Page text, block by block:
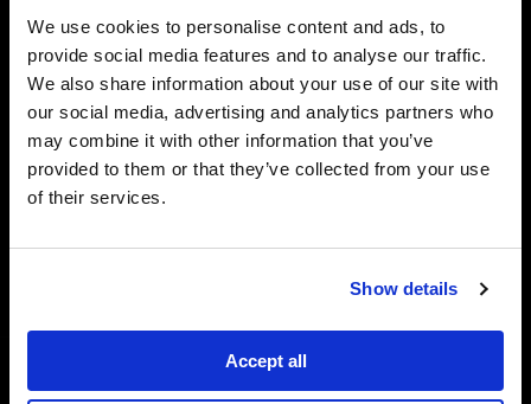
We use cookies to personalise content and ads, to
provide social media features and to analyse our traffic.
We also share information about your use of our site with
our social media, advertising and analytics partners who
may combine it with other information that you’ve
provided to them or that they’ve collected from your use
of their services.
Show details
Accept all